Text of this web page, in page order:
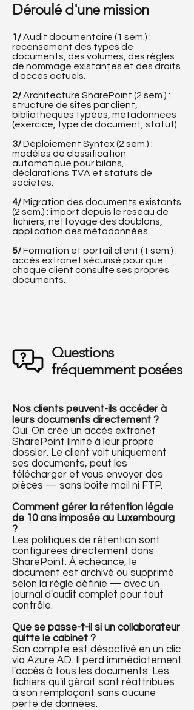
Déroulé d'une mission
1/Audit documentaire (1 sem.) :
recensement des types de
documents, des volumes, des règles
de nommage existantes et des droits
d'accès actuels.
2/Architecture SharePoint (2 sem.) :
structure de sites par client,
bibliothèques typées, métadonnées
(exercice, type de document, statut).
3/Déploiement Syntex (2 sem.) :
modèles de classification
automatique pour bilans,
déclarations TVA et statuts de
sociétés.
4/Migration des documents existants
(2 sem.) : import depuis le réseau de
fichiers, nettoyage des doublons,
application des métadonnées.
5/Formation et portail client (1 sem.) :
accès extranet sécurisé pour que
chaque client consulte ses propres
documents.
Questions
fréquemment posées
Nos clients peuvent-ils accéder à
leurs documents directement ?
Oui. On crée un accès extranet
SharePoint limité à leur propre
dossier. Le client voit uniquement
ses documents, peut les
télécharger et vous envoyer des
pièces — sans boîte mail ni FTP.
Comment gérer la rétention légale
de 10 ans imposée au Luxembourg
?
Les politiques de rétention sont
configurées directement dans
SharePoint. À échéance, le
document est archivé ou supprimé
selon la règle définie — avec un
journal d'audit complet pour tout
contrôle.
Que se passe-t-il si un collaborateur
quitte le cabinet ?
Son compte est désactivé en un clic
via Azure AD. Il perd immédiatement
l'accès à tous les documents. Les
fichiers qu'il gérait sont réattribués
à son remplaçant sans aucune
perte de données.